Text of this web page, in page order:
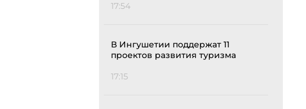
17:54
В Ингушетии поддержат 11
проектов развития туризма
17:15